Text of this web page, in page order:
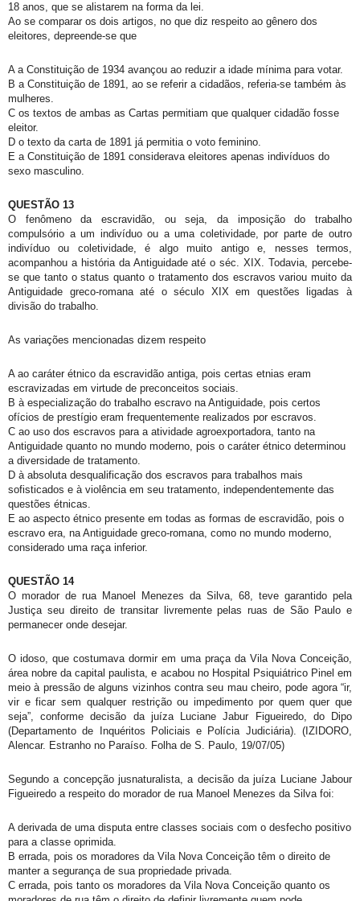
18 anos, que se alistarem na forma da lei.
Ao se comparar os dois artigos, no que diz respeito ao gênero dos
eleitores, depreende-se que
A a Constituição de 1934 avançou ao reduzir a idade mínima para votar.
B a Constituição de 1891, ao se referir a cidadãos, referia-se também às
mulheres.
C os textos de ambas as Cartas permitiam que qualquer cidadão fosse
eleitor.
D o texto da carta de 1891 já permitia o voto feminino.
E a Constituição de 1891 considerava eleitores apenas indivíduos do
sexo masculino.
QUESTÃO 13
O fenômeno da escravidão, ou seja, da imposição do trabalho
compulsório a um indivíduo ou a uma coletividade, por parte de outro
indivíduo ou coletividade, é algo muito antigo e, nesses termos,
acompanhou a história da Antiguidade até o séc. XIX. Todavia, percebe-
se que tanto o status quanto o tratamento dos escravos variou muito da
Antiguidade greco-romana até o século XIX em questões ligadas à
divisão do trabalho.
As variações mencionadas dizem respeito
A ao caráter étnico da escravidão antiga, pois certas etnias eram
escravizadas em virtude de preconceitos sociais.
B à especialização do trabalho escravo na Antiguidade, pois certos
ofícios de prestígio eram frequentemente realizados por escravos.
C ao uso dos escravos para a atividade agroexportadora, tanto na
Antiguidade quanto no mundo moderno, pois o caráter étnico determinou
a diversidade de tratamento.
D à absoluta desqualificação dos escravos para trabalhos mais
sofisticados e à violência em seu tratamento, independentemente das
questões étnicas.
E ao aspecto étnico presente em todas as formas de escravidão, pois o
escravo era, na Antiguidade greco-romana, como no mundo moderno,
considerado uma raça inferior.
QUESTÃO 14
O morador de rua Manoel Menezes da Silva, 68, teve garantido pela
Justiça seu direito de transitar livremente pelas ruas de São Paulo e
permanecer onde desejar.
O idoso, que costumava dormir em uma praça da Vila Nova Conceição,
área nobre da capital paulista, e acabou no Hospital Psiquiátrico Pinel em
meio à pressão de alguns vizinhos contra seu mau cheiro, pode agora “ir,
vir e ficar sem qualquer restrição ou impedimento por quem quer que
seja”, conforme decisão da juíza Luciane Jabur Figueiredo, do Dipo
(Departamento de Inquéritos Policiais e Polícia Judiciária). (IZIDORO,
Alencar. Estranho no Paraíso. Folha de S. Paulo, 19/07/05)
Segundo a concepção jusnaturalista, a decisão da juíza Luciane Jabour
Figueiredo a respeito do morador de rua Manoel Menezes da Silva foi:
A derivada de uma disputa entre classes sociais com o desfecho positivo
para a classe oprimida.
B errada, pois os moradores da Vila Nova Conceição têm o direito de
manter a segurança de sua propriedade privada.
C errada, pois tanto os moradores da Vila Nova Conceição quanto os